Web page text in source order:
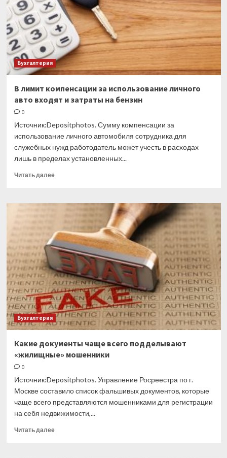
несколько
лет
Бухгалтерия
В лимит компенсации за использование личного
авто входят и затраты на бензин
0
Источник:Depositphotos. Сумму компенсации за
использование личного автомобиля сотрудника для
служебных нужд работодатель может учесть в расходах
лишь в пределах установленных...
Читать далееПрочитать
В
компенсации
за
использование
личного
авто
входят
и
затраты
на
бензин
Бухгалтерия
Какие документы чаще всего подделывают
«жилищные» мошенники
0
Источник:Depositphotos. Управление Росреестра по г.
Москве составило список фальшивых документов, которые
чаще всего представляются мошенниками для регистрации
на себя недвижимости,...
Читать далееПрочитать